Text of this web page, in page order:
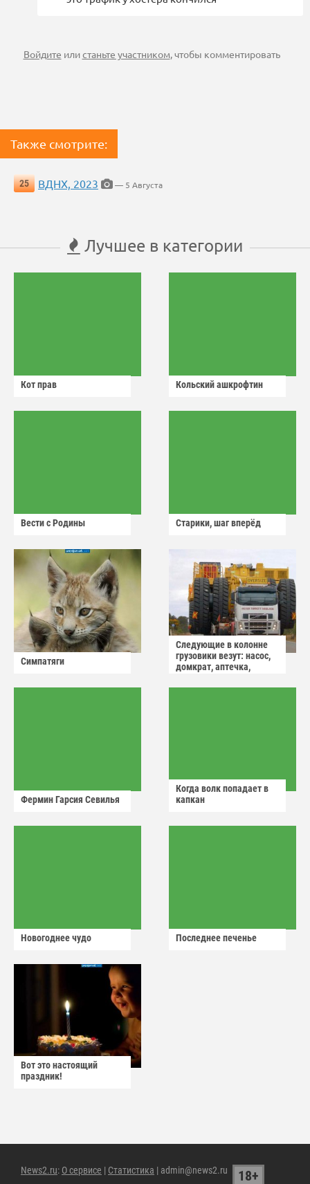
Войдите илистаньте участником, чтобы комментировать
Также смотрите:
25 ВДНХ, 2023 — 5 Августа
Лучшее в категории
Кот прав Кольский ашкрофтин
Вести с Родины Старики, шаг вперёд
Симпатяги
Следующие в колонне
грузовики везут: насос,
домкрат, аптечка,
Фермин Гарсия Севилья
Когда волк попадает в
капкан
Новогоднее чудо Последнее печенье
Вот это настоящий
праздник!
News2.ru: О сервисе | Статистика | admin@news2.ru 18+